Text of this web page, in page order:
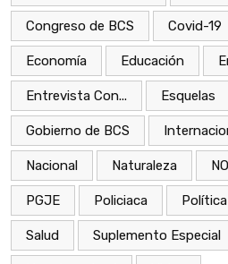
Congreso de BCS Covid-19
Economía Educación
Entrevista Con... Esquelas
Gobierno de BCS
Nacional Naturaleza
PGJE Policiaca Política
Salud Suplemento Especial